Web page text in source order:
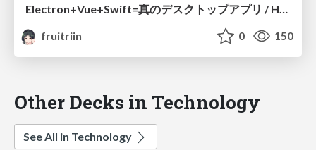
Electron+Vue+Swift=真のデスクトップアプリ / How to create "Really" desktop app using Electron
fruitriin
0 150
Other Decks in Technology
See All in Technology